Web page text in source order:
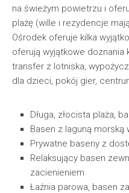
na świeżym powietrzu i
plażę (wille i rezydencje
Ośrodek oferuje kilka
oferują wyjątkowe doznania
transfer z lotniska,
dla dzieci, pokój gier,
Długa, złocista plaża,
Basen z laguną morską
Prywatne baseny z
Relaksujący basen
zacienieniem
Łaźnia parowa, basen